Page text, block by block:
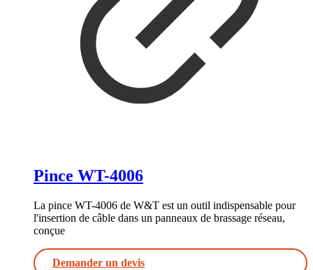
Pince WT-4006
La pince WT-4006 de W&T est un outil indispensable pour
l'insertion de câble dans un panneaux de brassage réseau,
conçue
Demander un devis